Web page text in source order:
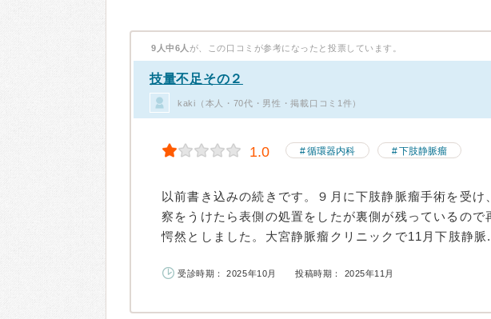
9人中6人 が、この口コミが参考になったと投票しています。
技量不足その２
kaki（本人・70代・男性・掲載口コミ1件）
1.0 循環器内科 下肢静脈瘤
以前書き込みの続きです。９月に下肢静脈瘤手術を受け
察をうけたら表側の処置をしたが裏側が残っているので
愕然としました。大宮静脈瘤クリニックで11月下肢静脈
受診時期： 2025年10月 投稿時期： 2025年11月